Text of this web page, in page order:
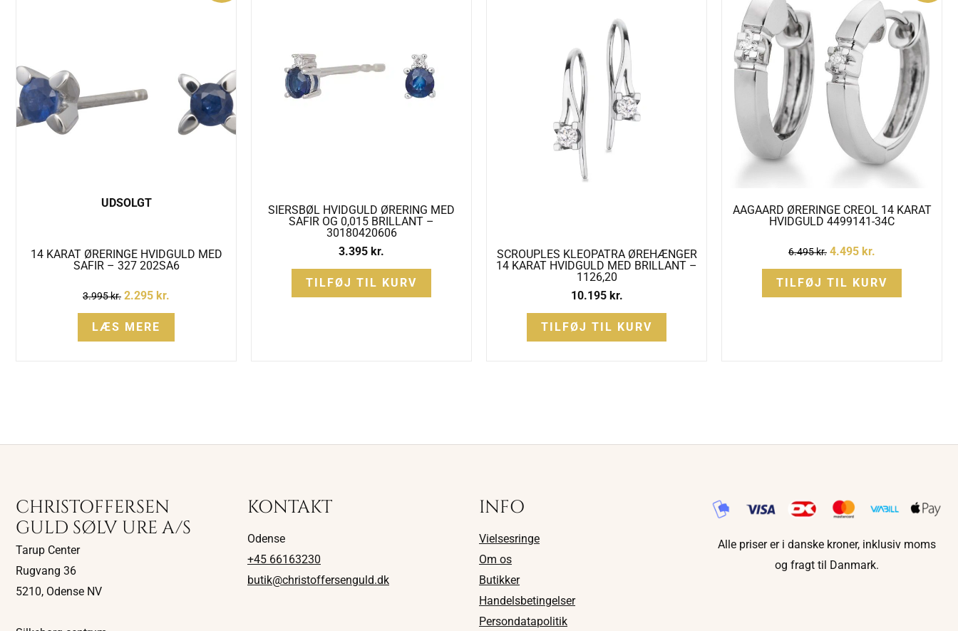
UDSOLGT
14 KARAT ØRERINGE HVIDGULD MED
SAFIR – 327 202SA6
3.995kr. 2.295 kr.
LÆS MERE
SIERSBØL HVIDGULD ØRERING MED
SAFIR OG 0,015 BRILLANT –
30180420606
3.395 kr.
TILFØJ TIL KURV
SCROUPLES KLEOPATRA ØREHÆNGER
14 KARAT HVIDGULD MED BRILLANT –
1126,20
10.195 kr.
TILFØJ TIL KURV
AAGAARD ØRERINGE CREOL 14 KARAT
HVIDGULD 4499141-34C
6.495kr.
6.495 kr..
4.495 kr.
er:
4.495 kr..
TILFØJ TIL KURV
CHRISTOFFERSEN
GULD SØLV URE A/S
Tarup Center
Rugvang 36
5210, Odense NV
KONTAKT
Odense
+45 66163230
butik@christoffersenguld.dk
INFO
Vielsesringe
Om os
Butikker
Handelsbetingelser
Persondatapolitik
Alle priser er i danske kroner, inklusiv moms
og fragt til Danmark.